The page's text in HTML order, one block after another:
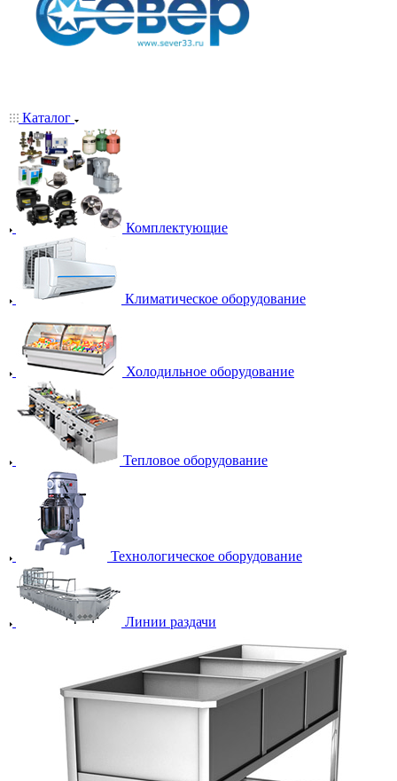
Каталог
Комплектующие
Климатическое оборудование
Холодильное оборудование
Тепловое оборудование
Технологическое оборудование
Линии раздачи